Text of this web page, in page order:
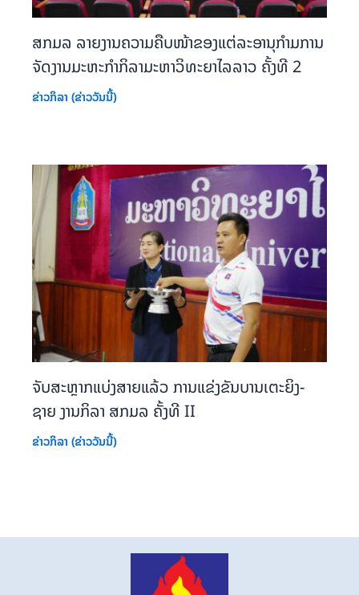
ສກມລ ລາຍງານຄວາມຄືບໜ້າຂອງແຕ່ລະອານຸກຳມການ
ຈັດງານມະຫະກຳກິລາມະຫາວິທະຍາໄລລາວ ຄັ້ງທີ 2
ຂ່າວກິລາ (ຂ່າວວັນນີ້)
ຈັບສະຫຼາກແບ່ງສາຍແລ້ວ ການແຂ່ງຂັນບານເຕະຍິງ-
ຊາຍ ງານກິລາ ສກມລ ຄັ້ງທີ II
ຂ່າວກິລາ (ຂ່າວວັນນີ້)